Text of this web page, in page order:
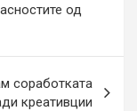
од
соработката
креативции